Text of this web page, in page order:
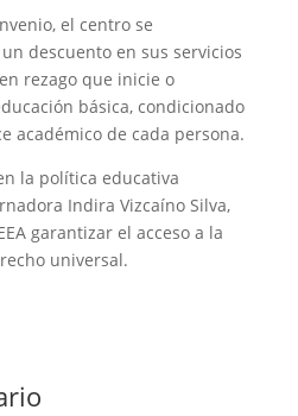
el centro se
descuento en sus servicios
rezago que inicie o
básica, condicionado
académico de cada persona.
la política educativa
Indira Vizcaíno Silva,
garantizar el acceso a la
universal.